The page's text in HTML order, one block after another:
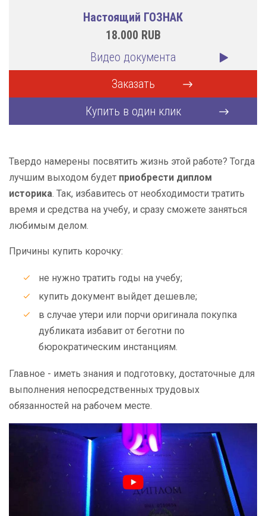
Настоящий ГОЗНАК
18.000 RUB
Видео документа
Заказать
Купить в один клик
Твердо намерены посвятить жизнь этой работе? Тогда
лучшим выходом будет приобрести диплом
историка. Так, избавитесь от необходимости тратить
время и средства на учебу, и сразу сможете заняться
любимым делом.
Причины купить корочку:
не нужно тратить годы на учебу;
купить документ выйдет дешевле;
в случае утери или порчи оригинала покупка
дубликата избавит от беготни по
бюрократическим инстанциям.
Главное - иметь знания и подготовку, достаточные для
выполнения непосредственных трудовых
обязанностей на рабочем месте.